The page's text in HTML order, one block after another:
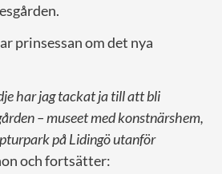
prinsessan om det nya
har jag tackat ja till att bli
– museet med konstnärshem,
på Lidingö utanför
och fortsätter: